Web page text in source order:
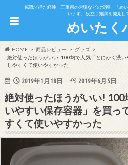
転職で得た経験、三重県の穴場などの情報、「め
います。役立つ知識を発見し
めいたく
HOME 商品レビュー
グッズ
絶対使ったほうがいい! 100均で人気「とにかく洗
しやすくて使いやすかった
2019年1月18日 2019年6月5日
絶対使ったほうがいい!
いやすい保存容器」を買っ
すくて使いやすかった